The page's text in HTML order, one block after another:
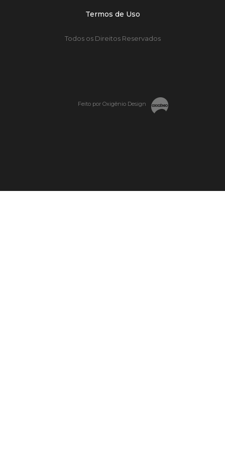
Termos de Uso
Todos os Direitos Reservados
Feito por Oxigênio Design